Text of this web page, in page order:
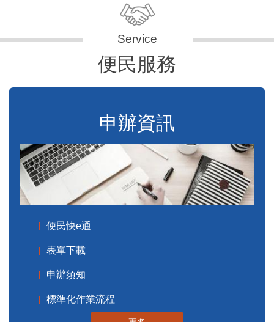
便民服務
申辦資訊
便民快e通
表單下載
申辦須知
標準化作業流程
更多